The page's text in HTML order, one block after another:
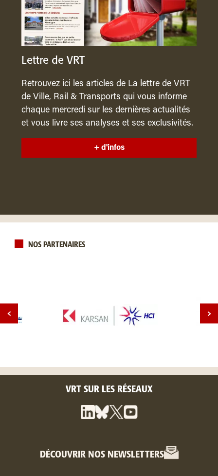
Lettre de VRT
Retrouvez ici les articles de La lettre de VRT
de Ville, Rail & Transports qui vous informe
chaque mercredi sur les dernières actualités
et vous livre ses analyses et ses exclusivités.
+ d'infos
NOS PARTENAIRES
VRT SUR LES RÉSEAUX
DÉCOUVRIR NOS NEWSLETTERS